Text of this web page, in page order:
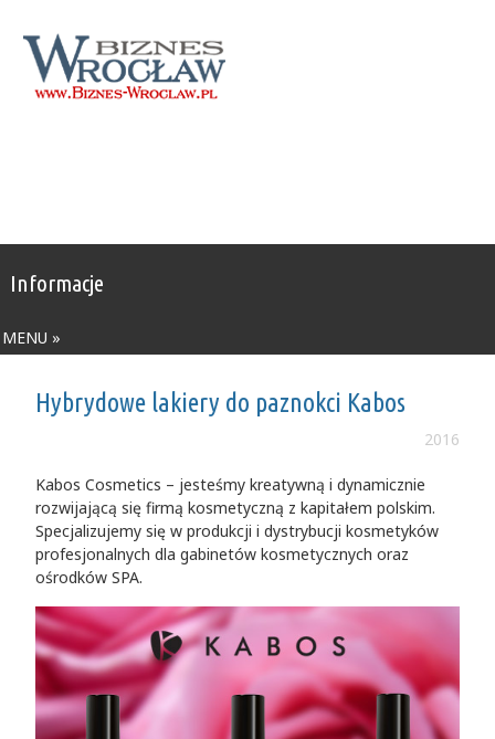
Informacje
MENU »
Hybrydowe lakiery do paznokci Kabos
2016
Kabos Cosmetics – jesteśmy kreatywną i dynamicznie
rozwijającą się firmą kosmetyczną z kapitałem polskim.
Specjalizujemy się w produkcji i dystrybucji kosmetyków
profesjonalnych dla gabinetów kosmetycznych oraz
ośrodków SPA.